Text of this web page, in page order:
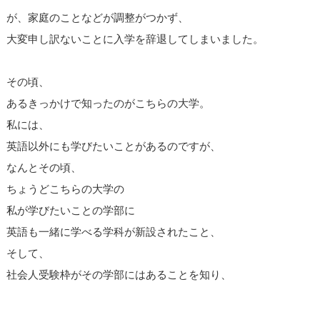
が、家庭のことなどが調整がつかず、
大変申し訳ないことに入学を辞退してしまいました。
その頃、
あるきっかけで知ったのがこちらの大学。
私には、
英語以外にも学びたいことがあるのですが、
なんとその頃、
ちょうどこちらの大学の
私が学びたいことの学部に
英語も一緒に学べる学科が新設されたこと、
そして、
社会人受験枠がその学部にはあることを知り、